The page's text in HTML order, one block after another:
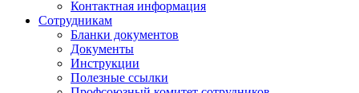
Контактная информация
Сотрудникам
Бланки документов
Документы
Инструкции
Полезные ссылки